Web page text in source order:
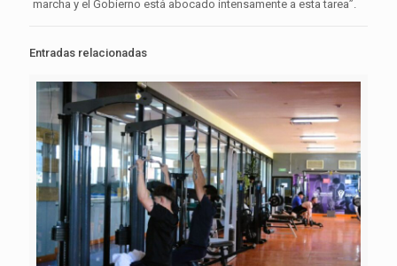
marcha y el Gobierno está abocado intensamente a esta tarea”.
Entradas relacionadas